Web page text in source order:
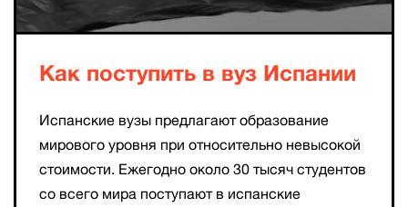
Как поступить в вуз Испании
Испанские вузы предлагают образование
мирового уровня при относительно невысокой
стоимости. Ежегодно около 30 тысяч студентов
со всего мира поступают в испанские